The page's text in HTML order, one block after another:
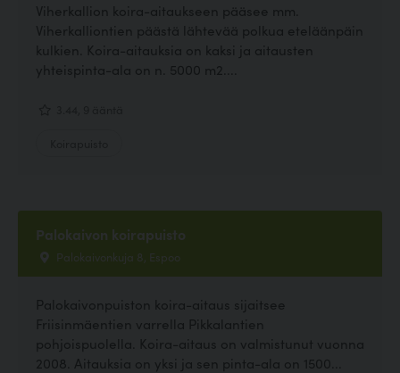
Viherkallion koira-aitaukseen pääsee mm.
Viherkalliontien päästä lähtevää polkua eteläänpäin
kulkien. Koira-aitauksia on kaksi ja aitausten
yhteispinta-ala on n. 5000 m2....
Palokaivon koirapuisto
Palokaivonkuja 8, Espoo
Palokaivonpuiston koira-aitaus sijaitsee
Friisinmäentien varrella Pikkalantien
pohjoispuolella. Koira-aitaus on valmistunut vuonna
2008. Aitauksia on yksi ja sen pinta-ala on 1500...